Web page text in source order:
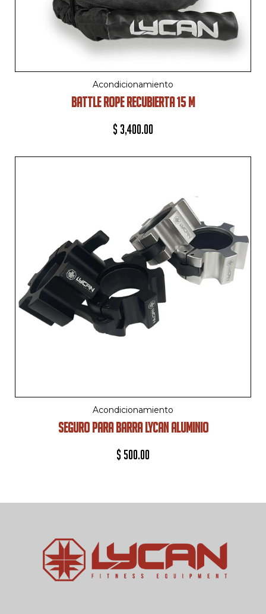
Acondicionamiento
BATTLE ROPE RECUBIERTA 15 M
$ 3,400.00
Acondicionamiento
SEGURO PARA BARRA LYCAN ALUMINIO
$ 500.00